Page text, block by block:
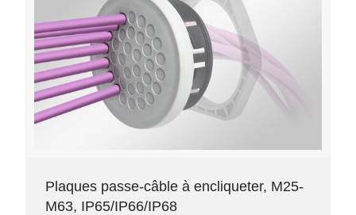
Plaques passe-câble à encliqueter, M25-
M63, IP65/IP66/IP68